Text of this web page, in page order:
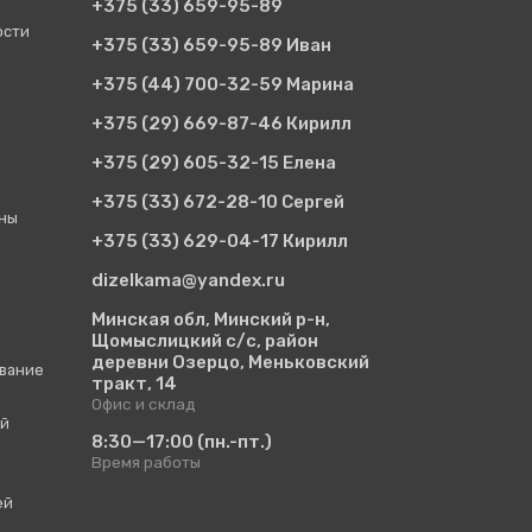
+375 (33) 659-95-89
+375 (33) 659-95-89 Иван
+375 (44) 700-32-59 Марина
+375 (29) 669-87-46 Кирилл
+375 (29) 605-32-15 Елена
+375 (33) 672-28-10 Сергей
+375 (33) 629-04-17 Кирилл
dizelkama@yandex.ru
Минская обл, Минский р-н,
Щомыслицкий с/с, район
деревни Озерцо, Меньковский
тракт, 14
Офис и склад
8:30—17:00 (пн.-пт.)
Время работы